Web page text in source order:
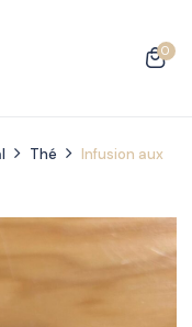
0
Thé
Infusion aux